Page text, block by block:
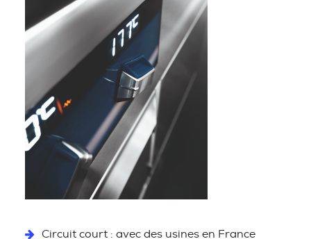
Circuit court : avec des usines en France